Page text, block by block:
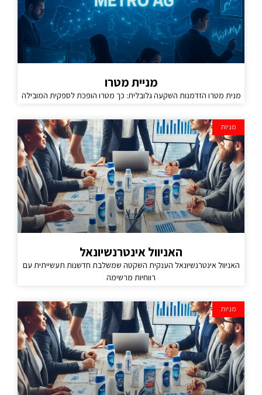
מניית מטרו
מנית מטרו הזדמנות השקעה גלובלית: כך מטרו הופכת לספקית המובילה
מניות
האניוול אינטרנשיונאל
האניוול אינטרנשיונאל הענקית השקטה שמשלבת חדשנות תעשייתית עם
רווחיות מרשימה
מניות